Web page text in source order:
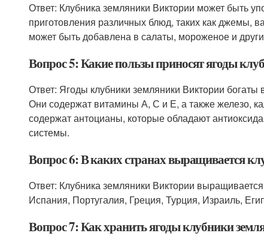
Ответ: Клубника земляники Виктории может быть
приготовления различных блюд, таких как джемы,
может быть добавлена в салаты, мороженое и
Вопрос 5: Какие пользы приносят ягоды
Ответ: Ягоды клубники земляники Виктории
Они содержат витамины А, С и Е, а также железо,
содержат антоцианы, которые обладают
системы.
Вопрос 6: В каких странах выращивается
Ответ: Клубника земляники Виктории
Испания, Португалия, Греция, Турция, Израиль,
Вопрос 7: Как хранить ягоды клубники